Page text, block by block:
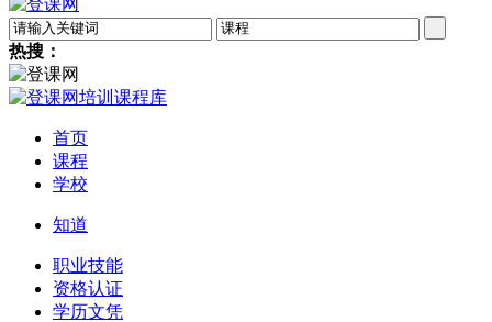
热搜：
首页
课程
学校
知道
职业技能
资格认证
学历文凭